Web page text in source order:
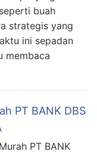
buah
strategis yang
ini sepadan
membaca
PT BANK DBS
PT BANK